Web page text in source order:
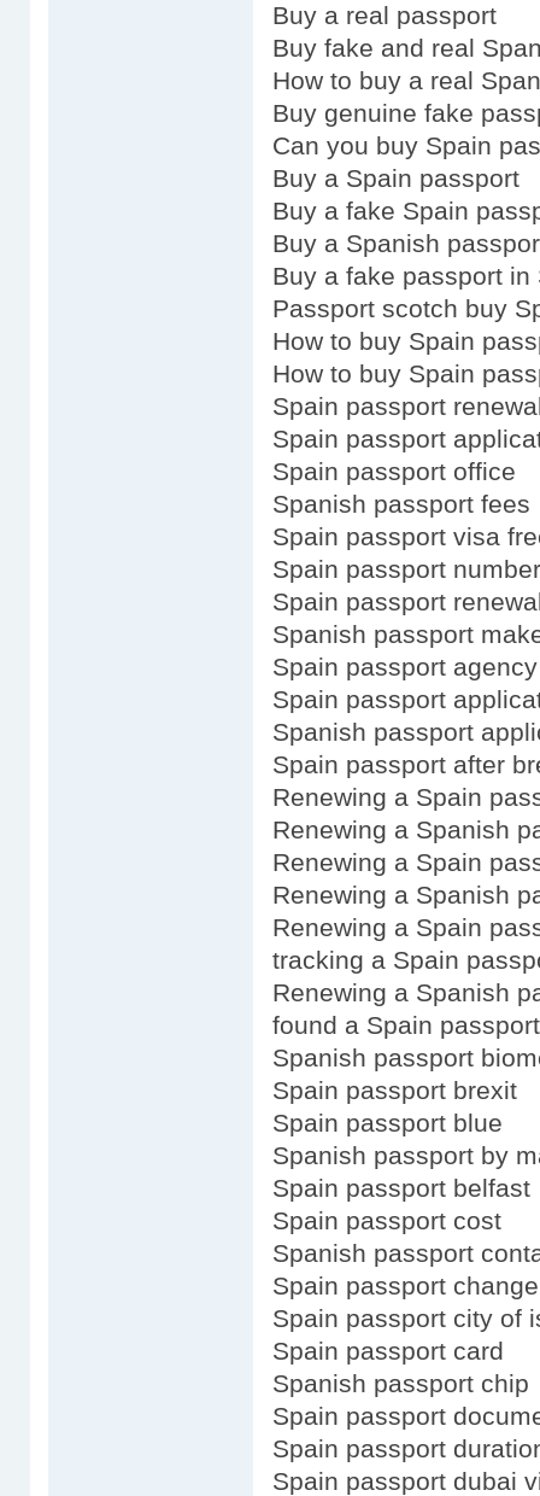
Buy a real passport
Buy fake and real
How to buy a real
Buy genuine fake
Can you buy Spain
Buy a Spain passport
Buy a fake Spain
Buy a Spanish
Buy a fake passport in
Passport scotch buy
How to buy Spain
How to buy Spain
Spain passport
Spain passport
Spain passport office
Spanish passport fees
Spain passport visa
Spain passport number
Spain passport
Spanish passport
Spain passport agency
Spain passport
Spanish passport
Spain passport after
Renewing a Spain
Renewing a Spanish
Renewing a Spain
Renewing a Spanish
Renewing a Spain
tracking a Spain
Renewing a Spanish
found a Spain passport
Spanish passport
Spain passport brexit
Spain passport blue
Spanish passport by
Spain passport belfast
Spain passport cost
Spanish passport
Spain passport
Spain passport city of
Spain passport card
Spanish passport chip
Spain passport
Spain passport
Spain passport dubai